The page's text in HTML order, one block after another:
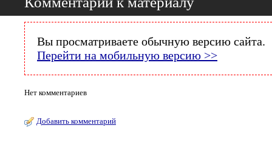
Вы просматриваете обычную версию сайта.
Перейти на мобильную версию >>
Нет комментариев
Добавить комментарий